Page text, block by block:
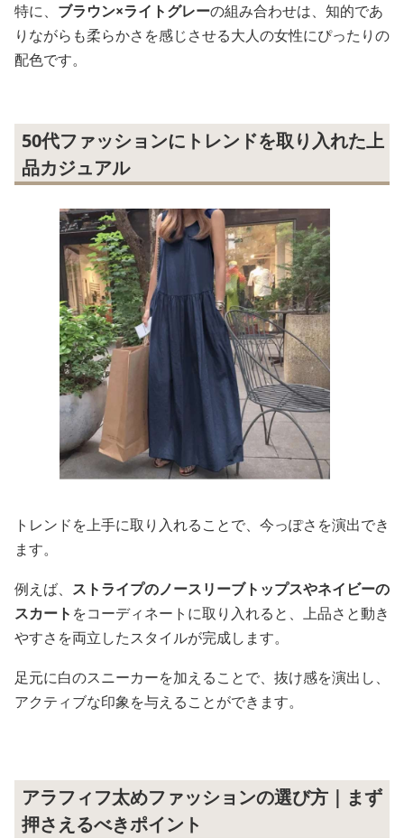
特に、 ブラウン×ライトグレーの組み合わせは、知的であ
りながらも柔らかさを感じさせる大人の女性にぴったりの
配色です。
50代ファッションにトレンドを取り入れた上
品カジュアル
トレンドを上手に取り入れることで、今っぽさを演出でき
ます。
例えば、 ストライプのノースリーブトップスやネイビーの
スカート をコーディネートに取り入れると、上品さと動き
やすさを両立したスタイルが完成します。
足元に白のスニーカーを加えることで、抜け感を演出し、
アクティブな印象を与えることができます。
アラフィフ太めファッションの選び方｜まず
押さえるべきポイント